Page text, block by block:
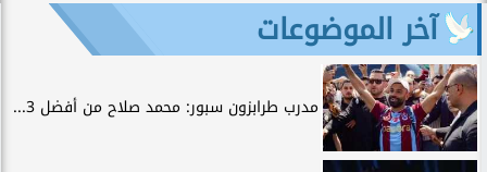
آخر الموضوعات
مدرب طرابزون سبور: محمد صلاح من أفضل 3...